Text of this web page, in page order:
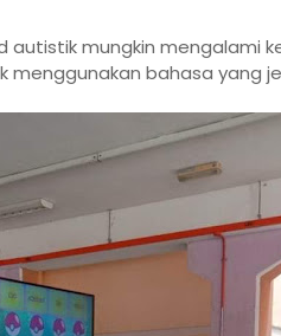
autistik mungkin mengalami
menggunakan bahasa yang